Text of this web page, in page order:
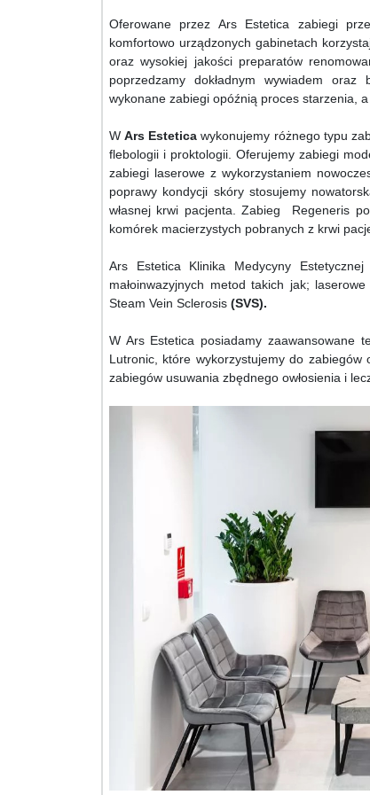
Oferowane przez Ars Estetica zabiegi
komfortowo urządzonych gabinetach
oraz wysokiej jakości preparatów
poprzedzamy dokładnym wywiadem
wykonane zabiegi opóźnią proces starzenia,
WArs Estetica wykonujemy różnego typu
flebologii i proktologii. Oferujemy zabiegi
zabiegi laserowe z wykorzystaniem
poprawy kondycji skóry stosujemy
własnej krwi pacjenta. Zabieg Regeneris
komórek macierzystych pobranych z krwi
Ars Estetica Klinika Medycyny
małoinwazyjnych metod takich jak;
Steam Vein Sclerosis (SVS).
W Ars Estetica posiadamy zaawansowane
Lutronic, które wykorzystujemy do zabiegów
zabiegów usuwania zbędnego owłosienia i